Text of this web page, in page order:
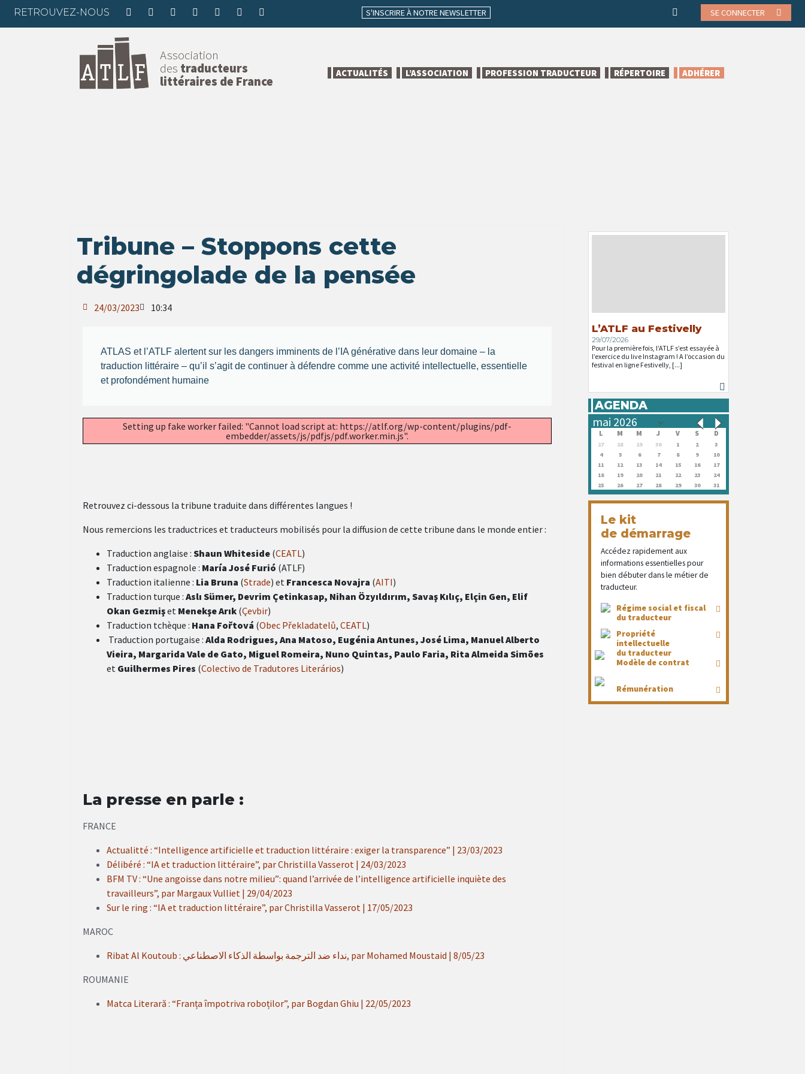
RETROUVEZ-NOUS S'INSCRIRE À NOTRE NEWSLETTER SE CONNECTER
Association
des traducteurs
littéraires de France
ACTUALITÉS L’ASSOCIATION PROFESSION TRADUCTEUR RÉPERTOIRE ADHÉRER
Tribune – Stoppons cette
dégringolade de la pensée
24/03/2023 10:34
ATLAS et l’ATLF alertent sur les dangers imminents de l’IA générative dans leur domaine – la
traduction littéraire – qu’il s’agit de continuer à défendre comme une activité intellectuelle, essentielle
et profondément humaine
Setting up fake worker failed: "Cannot load script at: https://atlf.org/wp-content/plugins/pdf-
embedder/assets/js/pdfjs/pdf.worker.min.js".
Retrouvez ci-dessous la tribune traduite dans différentes langues !
Nous remercions les traductrices et traducteurs mobilisés pour la diffusion de cette tribune dans le monde entier :
Traduction anglaise : Shaun Whiteside (CEATL)
Traduction espagnole : María José Furió (ATLF)
Traduction italienne : Lia Bruna (Strade) et Francesca Novajra (AITI)
Traduction turque : Aslı Sümer, Devrim Çetinkasap, Nihan Özyıldırım, Savaş Kılıç, Elçin Gen, Elif
Okan Gezmişet Menekşe Arık (Çevbir)
Traduction tchèque : Hana Fořtová (Obec Překladatelů, CEATL)
Traduction portugaise : Alda Rodrigues, Ana Matoso, Eugénia Antunes, José Lima, Manuel Alberto
Vieira, Margarida Vale de Gato, Miguel Romeira, Nuno Quintas, Paulo Faria, Rita Almeida Simões
et Guilhermes Pires (Colectivo de Tradutores Literários)
La presse en parle :
FRANCE
Actualitté : “Intelligence artificielle et traduction littéraire : exiger la transparence” | 23/03/2023
Délibéré : “IA et traduction littéraire”, par Christilla Vasserot | 24/03/2023
BFM TV : “Une angoisse dans notre milieu”: quand l’arrivée de l’intelligence artificielle inquiète des
travailleurs”, par Margaux Vulliet | 29/04/2023
Sur le ring : “IA et traduction littéraire”, par Christilla Vasserot | 17/05/2023
MAROC
Ribat Al Koutoub : نداء ضد الترجمة بواسطة الذكاء الاصطناعي, par Mohamed Moustaid | 8/05/23
ROUMANIE
Matca Literară : “Franța împotriva roboților”, par Bogdan Ghiu | 22/05/2023
L’ATLF au Festivelly
29/07/2026
Pour la première fois, l’ATLF s’est essayée à
l’exercice du live Instagram ! A l’occasion du
festival en ligne Festivelly, [...]
AGENDA
L M M J V S D
27 28 29 30 1 2
3
4
5 6 7 8 9
10
11
12 13 14 15 16
17
18
19 20 21 22 23
24
25
26 27 28 29 30 31
Le kit
de démarrage
Accédez rapidement aux
informations essentielles pour
bien débuter dans le métier de
traducteur.
Régime social et fiscal
du traducteur
Propriété
intellectuelle
du traducteur
Modèle de contrat
Rémunération